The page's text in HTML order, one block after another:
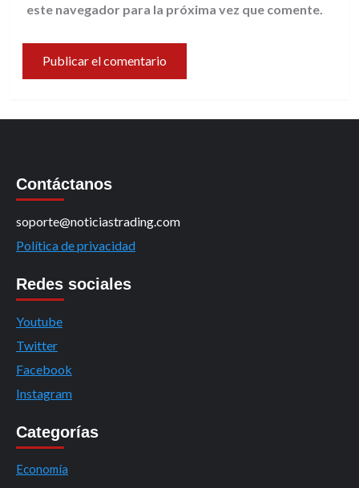
este navegador para la próxima vez que comente.
Contáctanos
soporte@noticiastrading.com
Política de privacidad
Redes sociales
Youtube
Twitter
Facebook
Instagram
Categorías
Economía